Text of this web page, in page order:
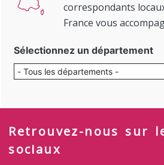
correspondants
France vous
Sélectionnez un département
Retrouvez-nous sur
sociaux